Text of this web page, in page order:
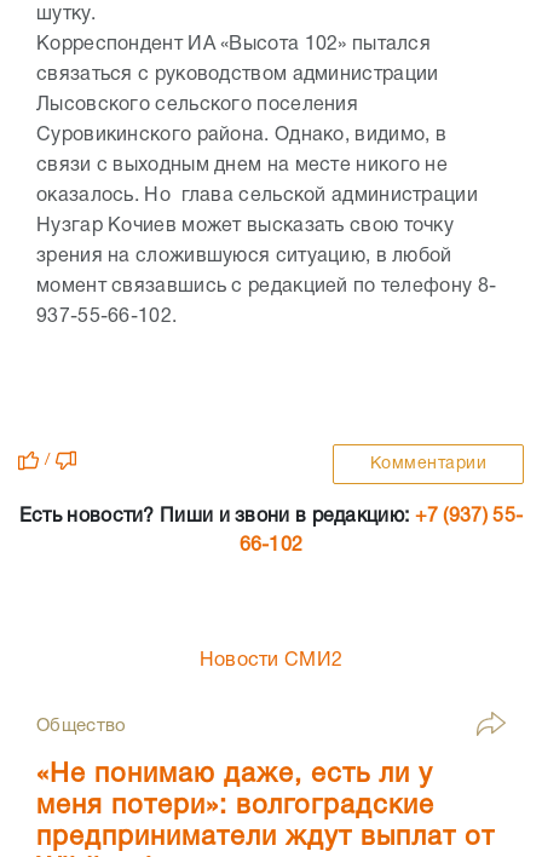
шутку.
Корреспондент ИА «Высота 102» пытался
связаться с руководством администрации
Лысовского сельского поселения
Суровикинского района. Однако, видимо, в
связи с выходным днем на месте никого не
оказалось. Но глава сельской администрации
Нузгар Кочиев может высказать свою точку
зрения на сложившуюся ситуацию, в любой
момент связавшись с редакцией по телефону 8-
937-55-66-102.
/ Комментарии
Есть новости? Пиши и звони в редакцию: +7 (937) 55-
66-102
Новости СМИ2
Общество
«Не понимаю даже, есть ли у
меня потери»: волгоградские
предприниматели ждут выплат от